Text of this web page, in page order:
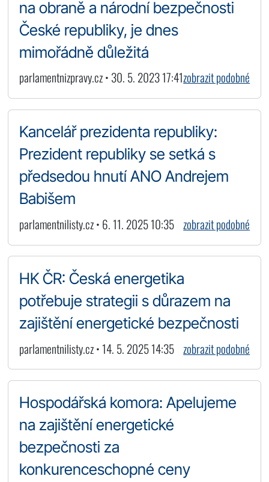
na obraně a národní bezpečnosti
České republiky, je dnes
mimořádně důležitá
parlamentnizpravy.cz • 30. 5. 2023 17:41zobrazit podobné
Kancelář prezidenta republiky:
Prezident republiky se setká s
předsedou hnutí ANO Andrejem
Babišem
parlamentnilisty.cz • 6. 11. 2025 10:35 zobrazit podobné
HK ČR: Česká energetika
potřebuje strategii s důrazem na
zajištění energetické bezpečnosti
parlamentnilisty.cz • 14. 5. 2025 14:35 zobrazit podobné
Hospodářská komora: Apelujeme
na zajištění energetické
bezpečnosti za
konkurenceschopné ceny